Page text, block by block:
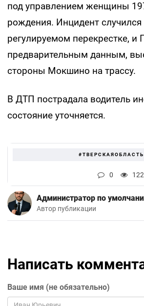
под управлением женщины
рождения. Инцидент случился
регулируемом перекрестке, и
предварительным данным,
стороны Мокшино на трассу.
В ДТП пострадала водитель
состояние уточняется.
#ТВЕРСКАЯОБЛАСТЬ
0
Администратор по
Автор публикации
Написать
Ваше имя (не обязательно)